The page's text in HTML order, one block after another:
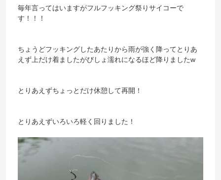
毎年言ってはいますがフルフッキング祭りサイコーで
す！！！
ちょうどフッキングしたあたりから雨が強く降ってとりあ
えず上だけ着ましたがびしょ濡れになるほど降りましたw
とりあえずちょっとだけ休憩して再開！
とりあえずいろいろ軽く回りました！